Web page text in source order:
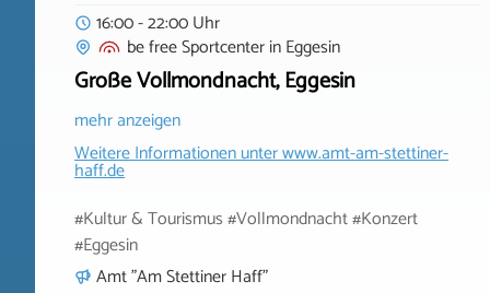
16:00 - 22:00 Uhr
be free SportcenterinEggesin
Große Vollmondnacht, Eggesin
mehr anzeigen
Weitere Informationen unterwww.amt-am-stettiner-
haff.de
#Kultur & Tourismus #Vollmondnacht #Konzert
#Eggesin
Amt "Am Stettiner Haff"